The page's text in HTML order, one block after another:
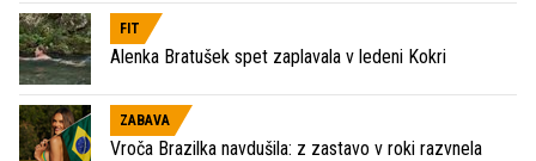
FIT
Alenka Bratušek spet zaplavala v ledeni Kokri
ZABAVA
Vroča Brazilka navdušila: z zastavo v roki razvnela